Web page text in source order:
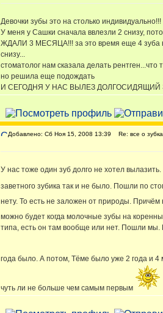
Девочки зубы это на столько индивидуально!!!
У меня у Сашки сначала ввлезли 2 снизу,
ЖДАЛИ 3 МЕСЯЦА!!! за это время еще 4 зуба
снизу...
стоматолог нам сказала делать
но решила еще подождать
И СЕГОДНЯ У НАС ВЫЛЕЗ ДОЛГОСИДЯЩИЙ
Добавлено: Сб Ноя 15, 2008 13:39 Re: все о
У нас тоже один зуб долго не хотел
заветного зубика так и не было. Пошли по
нету. То есть не заложен от природы.
можно будет когда молочные зубы на
типа, есть он там вообще или нет. Пошли мы.
года было. А потом, Тёме было уже 2 года и 4
чуть ли не больше чем самым первым